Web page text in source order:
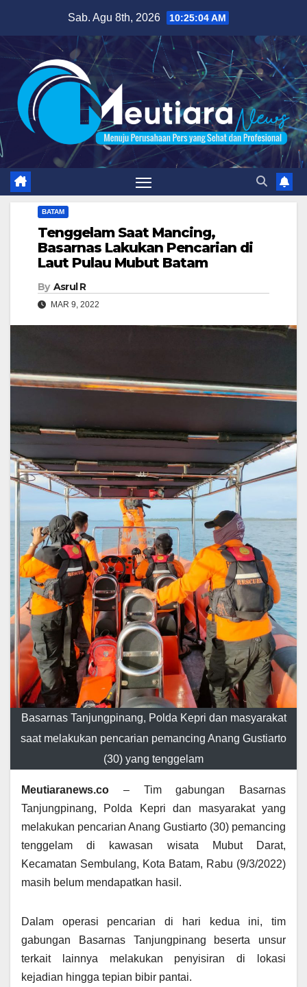
content
Sab. Agu 8th, 2026 10:25:05 AM
BATAM
Tenggelam Saat Mancing,
Basarnas Lakukan Pencarian di
Laut Pulau Mubut Batam
By Asrul R
MAR 9, 2022
Basarnas Tanjungpinang, Polda Kepri dan masyarakat
saat melakukan pencarian pemancing Anang Gustiarto
(30) yang tenggelam
Meutiaranews.co – Tim gabungan Basarnas
Tanjungpinang, Polda Kepri dan masyarakat yang
melakukan pencarian Anang Gustiarto (30) pemancing
tenggelam di kawasan wisata Mubut Darat,
Kecamatan Sembulang, Kota Batam, Rabu (9/3/2022)
masih belum mendapatkan hasil.
Dalam operasi pencarian di hari kedua ini, tim
gabungan Basarnas Tanjungpinang beserta unsur
terkait lainnya melakukan penyisiran di lokasi
kejadian hingga tepian bibir pantai.